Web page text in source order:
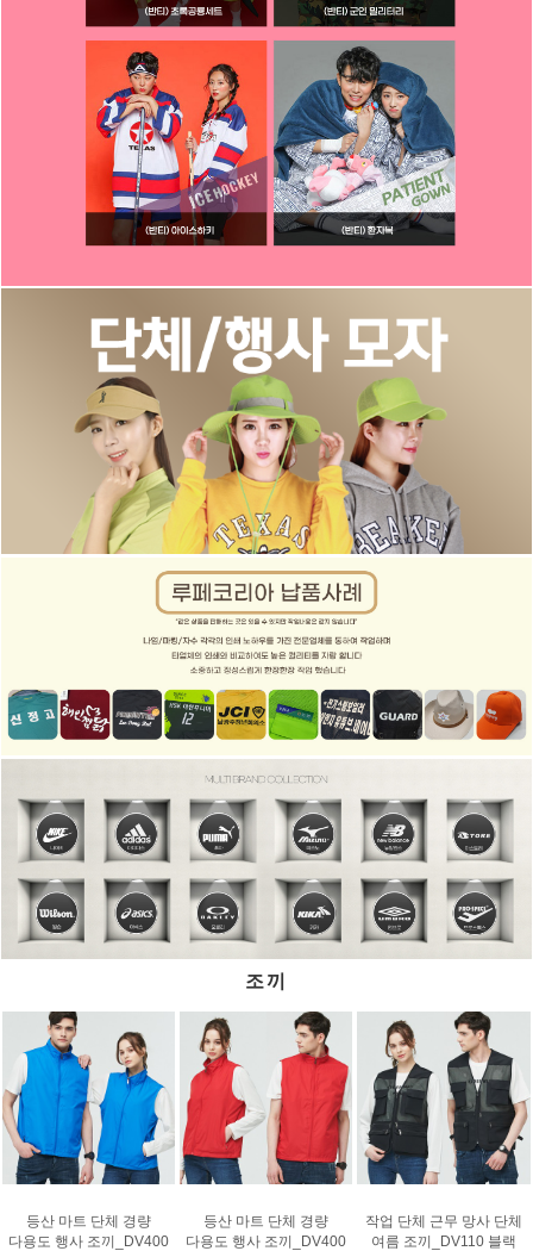
조끼
등산 마트 단체 경량
다용도 행사 조끼_DV400
등산 마트 단체 경량
다용도 행사 조끼_DV400
작업 단체 근무 망사 단체
여름 조끼_DV110 블랙